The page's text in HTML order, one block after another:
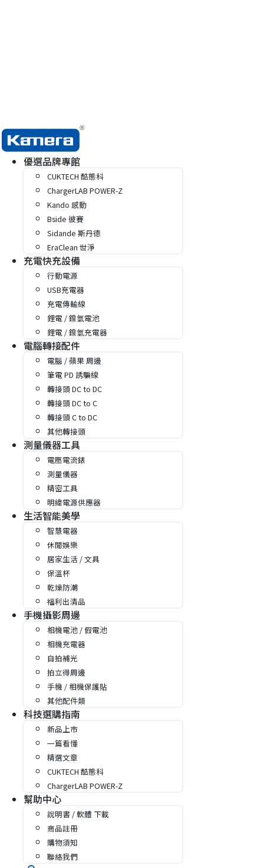
優選品牌專館
CUKTECH 酷態科
ChargerLAB POWER-Z
Kando 感動
Bside 彼賽
Sidande 斯丹德
EraClean 世淨
充電快充設備
行動電源
USB充電器
充電傳輸線
鋰電 / 鎳氫電池
鋰電 / 鎳氫充電器
電腦轉接配件
電腦 / 蘋果 周邊
筆電 PD 誘騙線
轉接頭 DC to DC
轉接頭 DC to C
轉接頭 C to DC
其他轉接頭
測量儀器工具
電壓電流錶
測量儀器
精密工具
明緯電源供應器
生活智能美學
智慧電器
休閒娛樂
居家生活 / 文具
保溫杯
乾燥防潮
福利出清品
手機攝影周邊
相機電池 / 假電池
相機充電器
自拍補光
拍立得周邊
手機 / 相機保護貼
其他配件類
科技選購指南
新品上市
一篇看懂
精選文章
CUKTECH 酷態科
ChargerLAB POWER-Z
幫助中心
說明書 / 軟體 下載
商品註冊
購物須知
聯絡我們